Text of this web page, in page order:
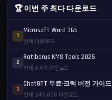
🏆 이번 주 최다 다운로드
1
Microsoft Word 365
전체 다운로드
2
Ratiborus KMS Tools 2025
전체 4.8M 다운로드
3
ChatGPT 무료·크랙 버전 가이드
전체 245,800 다운로드